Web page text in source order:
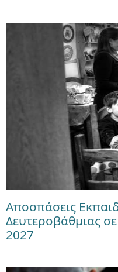
Αποσπάσεις
Δευτεροβάθμιας
2027